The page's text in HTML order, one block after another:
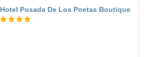
Hotel Posada De Los Poetas Boutique